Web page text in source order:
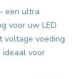
een ultra
voor uw LED
voltage voeding
ideaal voor